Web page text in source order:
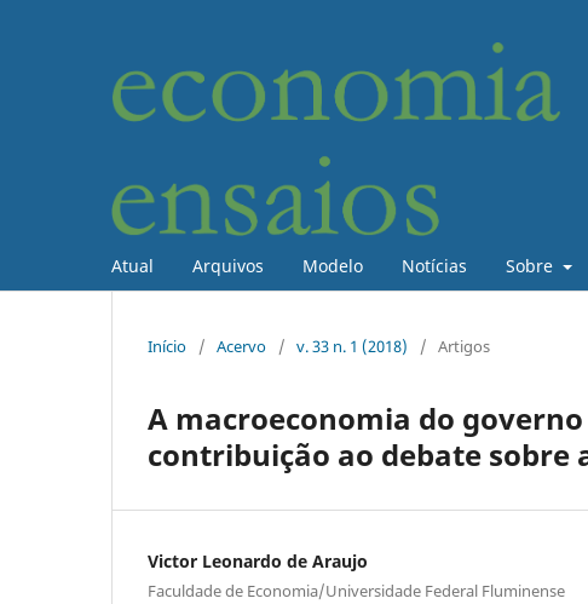
Atual Arquivos Modelo Notícias Sobre
Início / Acervo / v. 33 n. 1 (2018) / Artigos
A macroeconomia do governo
contribuição ao debate sobre
Victor Leonardo de Araujo
Faculdade de Economia/Universidade Federal Fluminense